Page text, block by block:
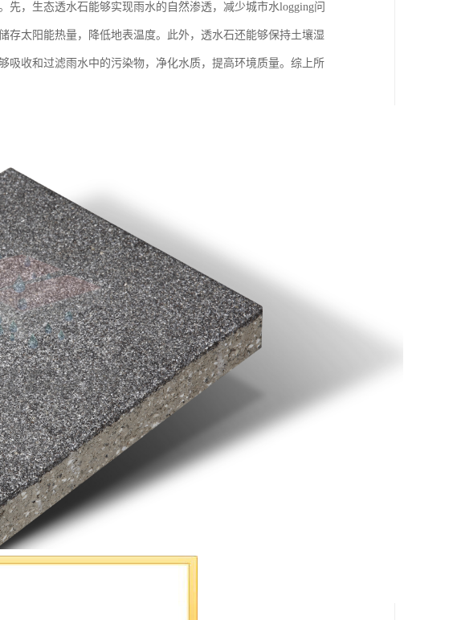
，生态透水石能够实现雨水的自然渗透，减少城市水logging问
太阳能热量，降低地表温度。此外，透水石还能够保持土壤湿
吸收和过滤雨水中的污染物，净化水质，提高环境质量。综上所